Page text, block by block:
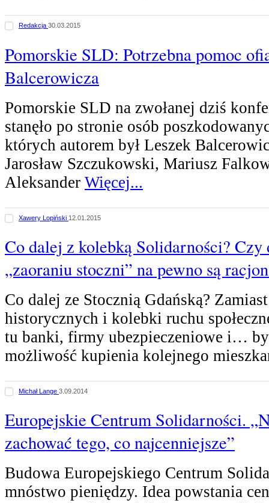
Redakcja 30.03.2015
Pomorskie SLD: Potrzebna pomoc
Balcerowicza
Pomorskie SLD na zwołanej dziś
stanęło po stronie osób
których autorem był Leszek
Jarosław Szczukowski, Mariusz
Aleksander Więcej...
Xawery Lopiński 12.01.2015
Co dalej z kolebką Solidarności? Czy
„zaoraniu stoczni” na pewno są
Co dalej ze Stocznią Gdańską?
historycznych i kolebki ruchu
tu banki, firmy ubezpieczeniowe i…
możliwość kupienia kolejnego
Michał Lange 3.09.2014
Europejskie Centrum Solidarności.
zachować tego, co najcenniejsze”
Budowa Europejskiego Centrum
mnóstwo pieniędzy. Idea powstania